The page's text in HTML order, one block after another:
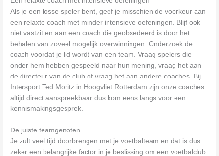
Als je een losse speler bent, geef je misschien de voorkeur aan
een relaxte coach met minder intensieve oefeningen. Blijf ook
niet vastzitten aan een coach die geobsedeerd is door het
behalen van zoveel mogelijk overwinningen. Onderzoek de
coach voordat je lid wordt van een team. Vraag spelers die
onder hem hebben gespeeld naar hun mening, vraag het aan
de directeur van de club of vraag het aan andere coaches. Bij
Intersport Ted Moritz in Hoogvliet Rotterdam zijn onze coaches
altijd direct aanspreekbaar dus kom eens langs voor een
kennismakingsgesprek.
De juiste teamgenoten
Je zult veel tijd doorbrengen met je voetbalteam en dat is dus
zeker een belangrijke factor in je beslissing om een voetbalclub